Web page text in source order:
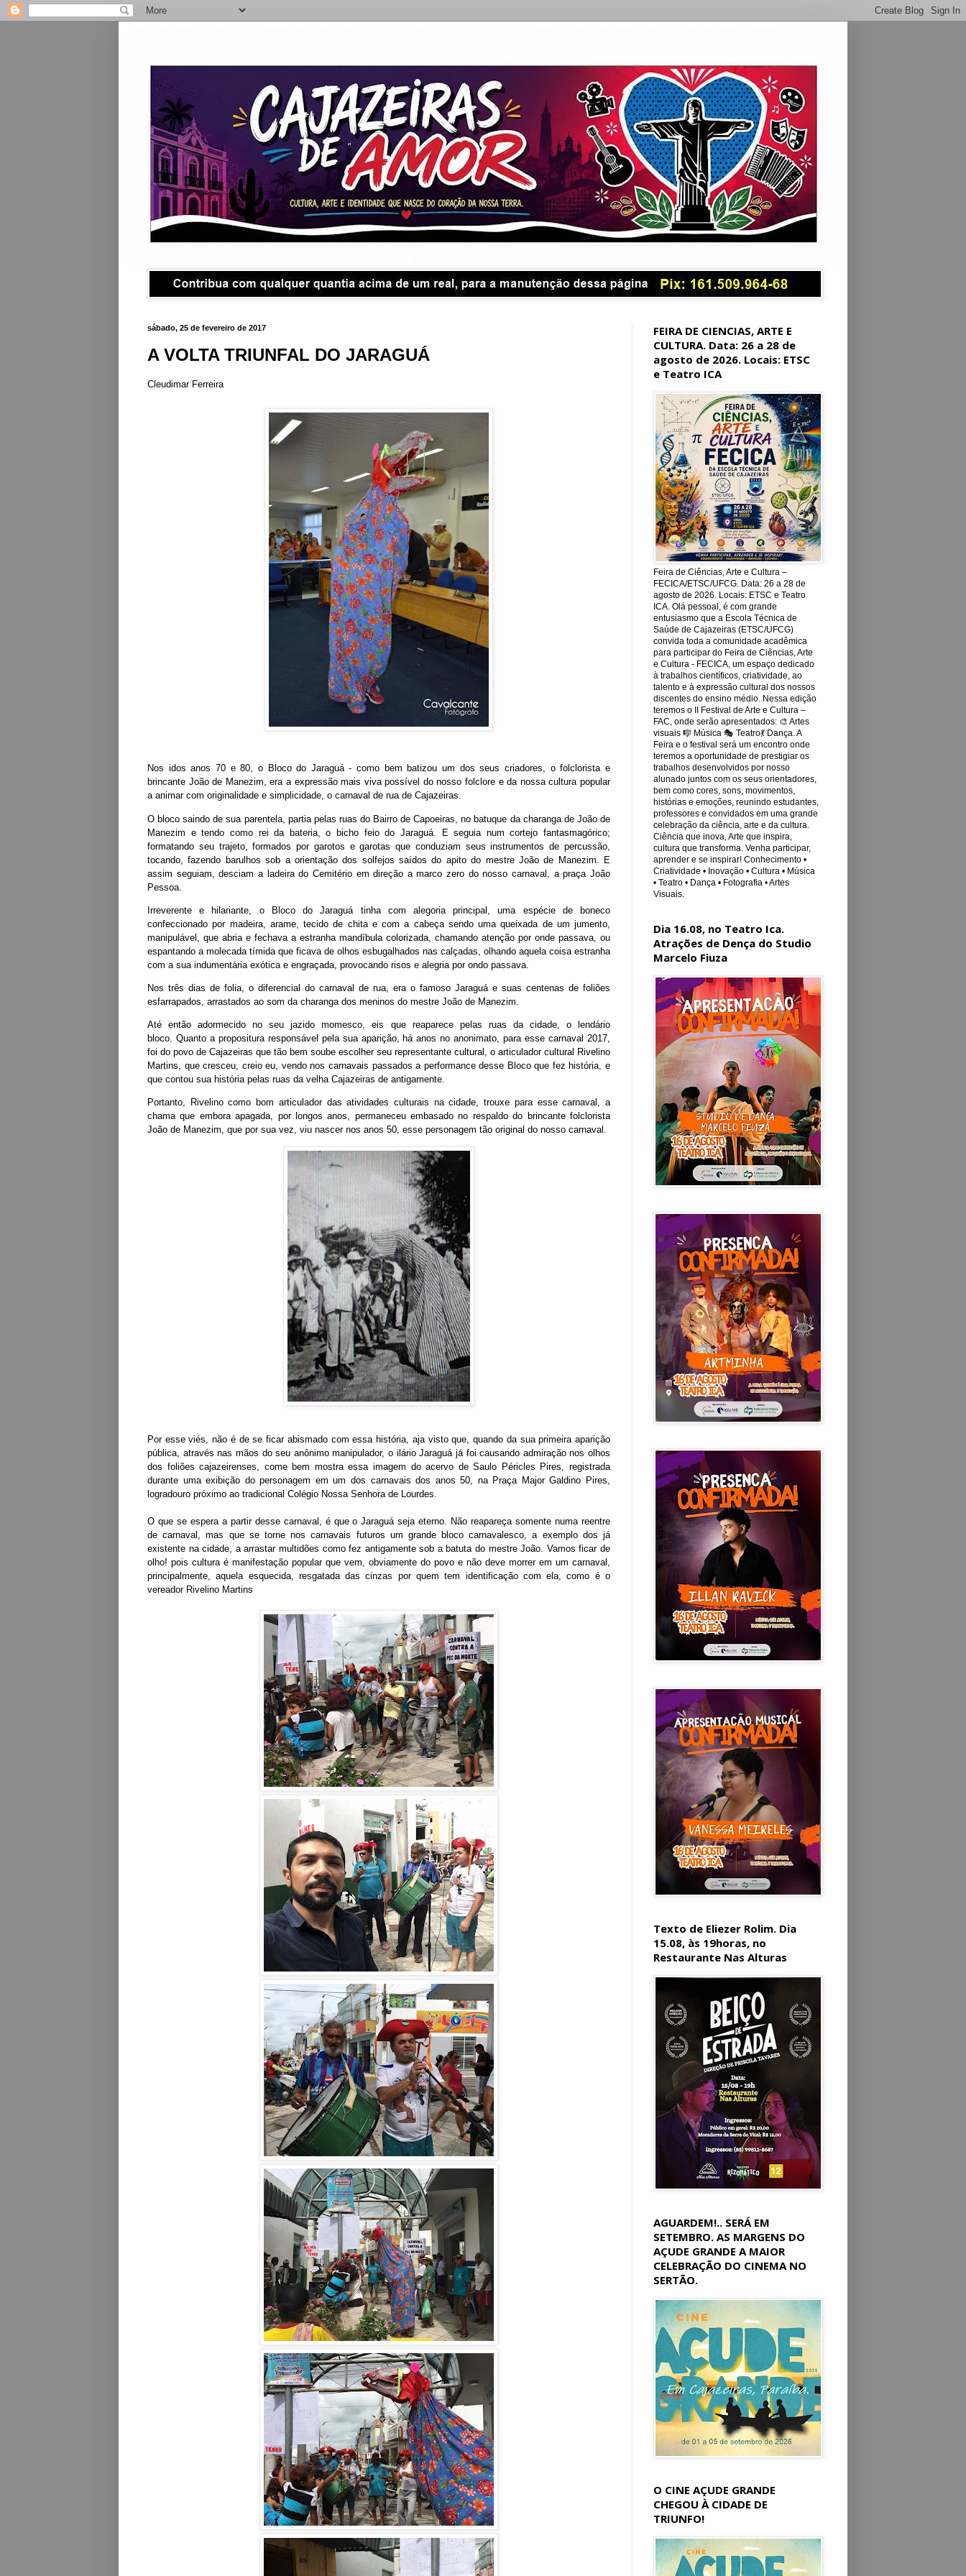
sábado, 25 de fevereiro de 2017
A VOLTA TRIUNFAL DO JARAGUÁ
Cleudimar Ferreira
Nos idos anos 70 e 80, o Bloco do Jaraguá - como bem batizou um dos seus criadores, o folclorista e
brincante João de Manezim, era a expressão mais viva possível do nosso folclore e da nossa cultura popular
a animar com originalidade e simplicidade, o carnaval de rua de Cajazeiras.
O bloco saindo de sua parentela, partia pelas ruas do Bairro de Capoeiras, no batuque da charanga de João de
Manezim e tendo como rei da bateria, o bicho feio do Jaraguá. E seguia num cortejo fantasmagórico;
formatando seu trajeto, formados por garotos e garotas que conduziam seus instrumentos de percussão,
tocando, fazendo barulhos sob a orientação dos solfejos saídos do apito do mestre João de Manezim. E
assim seguiam, desciam a ladeira do Cemitério em direção a marco zero do nosso carnaval, a praça João
Pessoa.
Irreverente e hilariante, o Bloco do Jaraguá tinha com alegoria principal, uma espécie de boneco
confeccionado por madeira, arame, tecido de chita e com a cabeça sendo uma queixada de um jumento,
manipulável, que abria e fechava a estranha mandíbula colorizada, chamando atenção por onde passava, ou
espantando a molecada tímida que ficava de olhos esbugalhados nas calçadas, olhando aquela coisa estranha
com a sua indumentária exótica e engraçada, provocando risos e alegria por ondo passava.
Nos três dias de folia, o diferencial do carnaval de rua, era o famoso Jaraguá e suas centenas de foliões
esfarrapados, arrastados ao som da charanga dos meninos do mestre João de Manezim.
Até então adormecido no seu jazido momesco, eis que reaparece pelas ruas da cidade, o lendário
bloco. Quanto a propositura responsável pela sua aparição, há anos no anonimato, para esse carnaval 2017,
foi do povo de Cajazeiras que tão bem soube escolher seu representante cultural, o articulador cultural Rivelino
Martins, que cresceu, creio eu, vendo nos carnavais passados a performance desse Bloco que fez história, e
que contou sua história pelas ruas da velha Cajazeiras de antigamente.
Portanto, Rivelino como bom articulador das atividades culturais na cidade, trouxe para esse carnaval, a
chama que embora apagada, por longos anos, permaneceu embasado no respaldo do brincante folclorista
João de Manezim, que por sua vez, viu nascer nos anos 50, esse personagem tão original do nosso carnaval.
Por esse viés, não é de se ficar abismado com essa história, aja visto que, quando da sua primeira aparição
pública, através nas mãos do seu anônimo manipulador, o ilário Jaraguá já foi causando admiração nos olhos
dos foliões cajazeirenses, come bem mostra essa imagem do acervo de Saulo Péricles Pires, registrada
durante uma exibição do personagem em um dos carnavais dos anos 50, na Praça Major Galdino Pires,
logradouro próximo ao tradicional Colégio Nossa Senhora de Lourdes.
O que se espera a partir desse carnaval, é que o Jaraguá seja eterno. Não reapareça somente numa reentre
de carnaval, mas que se torne nos carnavais futuros um grande bloco carnavalesco, a exemplo dos já
existente na cidade, a arrastar multidões como fez antigamente sob a batuta do mestre João. Vamos ficar de
olho! pois cultura é manifestação popular que vem, obviamente do povo e não deve morrer em um carnaval,
principalmente, aquela esquecida, resgatada das cinzas por quem tem identificação com ela, como é o
vereador Rivelino Martins
FEIRA DE CIENCIAS, ARTE E
CULTURA. Data: 26 a 28 de
agosto de 2026. Locais: ETSC
e Teatro ICA
Feira de Ciências, Arte e Cultura –
FECICA/ETSC/UFCG. Data: 26 a 28 de
agosto de 2026. Locais: ETSC e Teatro
ICA. Olá pessoal, é com grande
entusiasmo que a Escola Técnica de
Saúde de Cajazeiras (ETSC/UFCG)
convida toda a comunidade acadêmica
para participar do Feira de Ciências, Arte
e Cultura - FECICA, um espaço dedicado
à trabalhos científicos, criatividade, ao
talento e à expressão cultural dos nossos
discentes do ensino médio. Nessa edição
teremos o II Festival de Arte e Cultura –
FAC, onde serão apresentados: 🎨 Artes
visuais 🎼 Música 🎭 Teatro💃 Dança. A
Feira e o festival será um encontro onde
teremos a oportunidade de prestigiar os
trabalhos desenvolvidos por nosso
alunado juntos com os seus orientadores,
bem como cores, sons, movimentos,
histórias e emoções, reunindo estudantes,
professores e convidados em uma grande
celebração da ciência, arte e da cultura.
Ciência que inova, Arte que inspira,
cultura que transforma. Venha participar,
aprender e se inspirar! Conhecimento •
Criatividade • Inovação • Cultura • Música
• Teatro • Dança • Fotografia • Artes
Visuais.
Dia 16.08, no Teatro Ica.
Atrações de Dença do Studio
Marcelo Fiuza
Texto de Eliezer Rolim. Dia
15.08, às 19horas, no
Restaurante Nas Alturas
AGUARDEM!.. SERÁ EM
SETEMBRO. AS MARGENS DO
AÇUDE GRANDE A MAIOR
CELEBRAÇÃO DO CINEMA NO
SERTÃO.
O CINE AÇUDE GRANDE
CHEGOU À CIDADE DE
TRIUNFO!